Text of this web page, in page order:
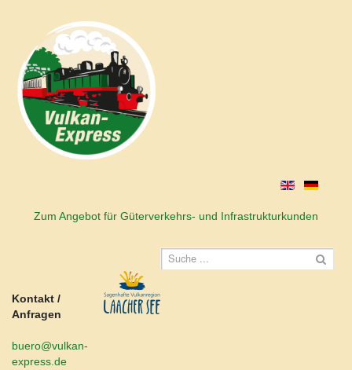
Zum Angebot für Güterverkehrs- und Infrastrukturkunden
Kontakt /
Anfragen
buero@vulkan-
express.de